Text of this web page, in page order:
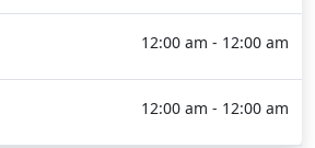
12:00 am - 12:00 am
12:00 am - 12:00 am